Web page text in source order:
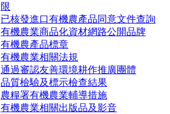
限
已核發進口有機農產品同意文件查詢
有機農業商品化資材網路公開品牌
有機農產品標章
有機農業相關法規
通過審認友善環境耕作推廣團體
品質檢驗及標示檢查結果
農糧署有機農業輔導措施
有機農業相關出版品及影音